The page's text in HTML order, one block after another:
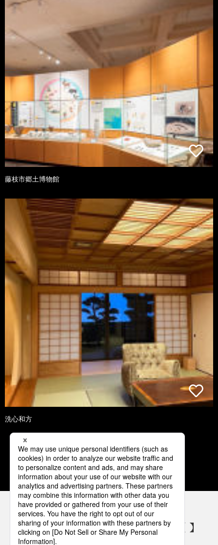
藤枝市郷土博物館
洗心和方
1 2 3 4 5
パナソニックの電気設備 SNSアカウント